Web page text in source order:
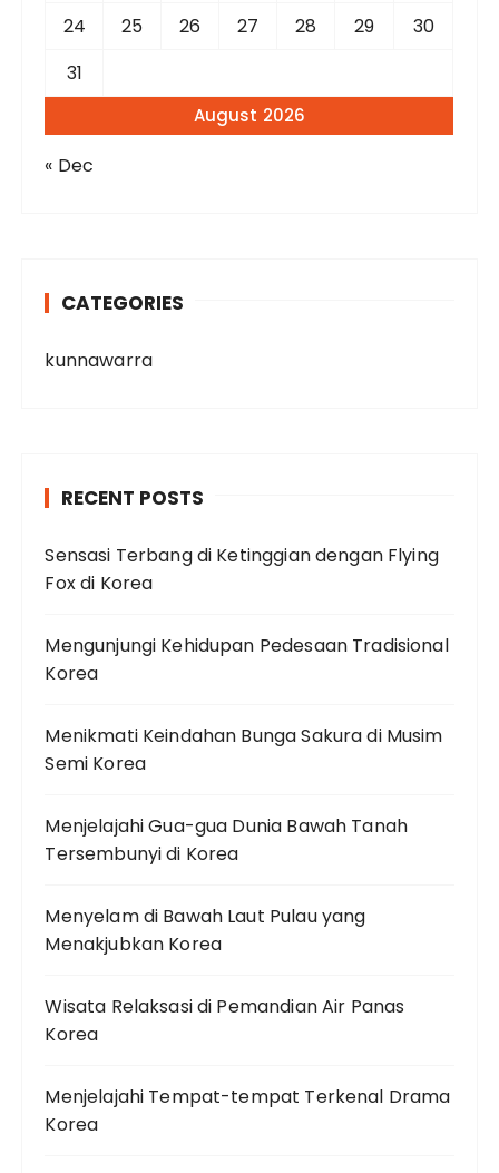
August 2026
24
25 26 27 28 29
30
31
« Dec
CATEGORIES
kunnawarra
RECENT POSTS
Sensasi Terbang di Ketinggian dengan Flying
Fox di Korea
Mengunjungi Kehidupan Pedesaan Tradisional
Korea
Menikmati Keindahan Bunga Sakura di Musim
Semi Korea
Menjelajahi Gua-gua Dunia Bawah Tanah
Tersembunyi di Korea
Menyelam di Bawah Laut Pulau yang
Menakjubkan Korea
Wisata Relaksasi di Pemandian Air Panas
Korea
Menjelajahi Tempat-tempat Terkenal Drama
Korea